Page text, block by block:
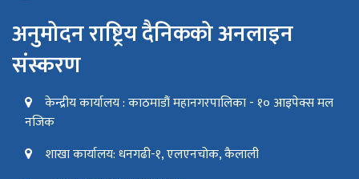
अनुमोदन राष्ट्रिय दैनिकको अनलाइन
संस्करण
केन्द्रीय कार्यालय : काठमाडौं महानगरपालिका - १० आइपेक्स मल
नजिक
शाखा कार्यालय: धनगढी-१, एलएनचोक, कैलाली